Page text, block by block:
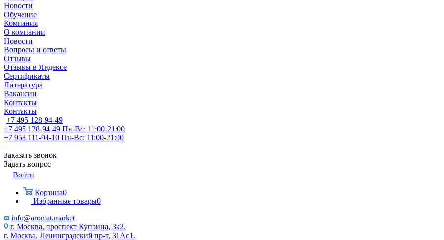
Новости
Обучение
Компания
О компании
Новости
Вопросы и ответы
Отзывы
Отзывы в Яндексе
Сертификаты
Литература
Вакансии
Контакты
Контакты
+7 495 128-94-49
+7 495 128-94-49 Пн-Вс: 11:00-21:00
+7 958 111-94-10 Пн-Вс: 11:00-21:00
Заказать звонок
Задать вопрос
Войти
Корзина0
Избранные товары0
info@aromat.market
г. Москва, проспект Куприна, 3к2.
г. Москва, Ленинградский пр-т, 31Ас1.